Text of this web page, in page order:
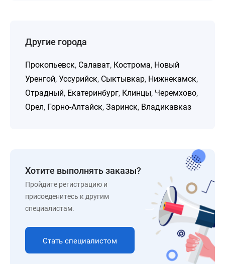
Другие города
Прокопьевск, Салават, Кострома, Новый
Уренгой, Уссурийск, Сыктывкар, Нижнекамск,
Отрадный, Екатеринбург, Клинцы, Черемхово,
Орел, Горно-Алтайск, Заринск, Владикавказ
Хотите выполнять заказы?
Пройдите регистрацию и
присоеденитесь к другим
специалистам.
Стать специалистом